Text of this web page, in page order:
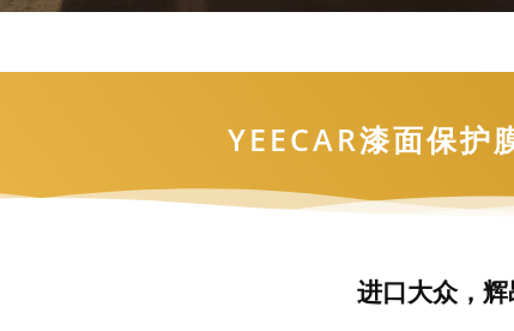
YEECAR漆面保护
进口大众，